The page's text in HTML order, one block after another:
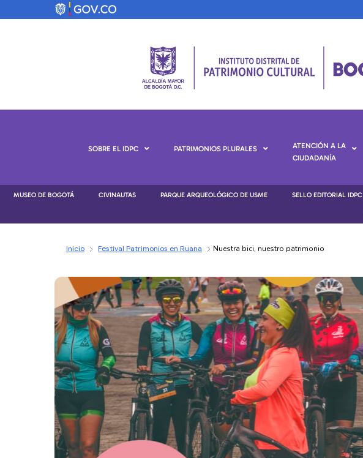
SOBRE EL IDPC PATRIMONIOS PLURALES
ATENCIÓN A LA
CIUDADANÍA
MUSEO DE BOGOTÁ CIVINAUTAS PARQUE ARQUEOLÓGICO DE USME SELLO EDITORIAL IDPC
Inicio Festival Patrimonios en Ruana Nuestra bici, nuestro patrimonio